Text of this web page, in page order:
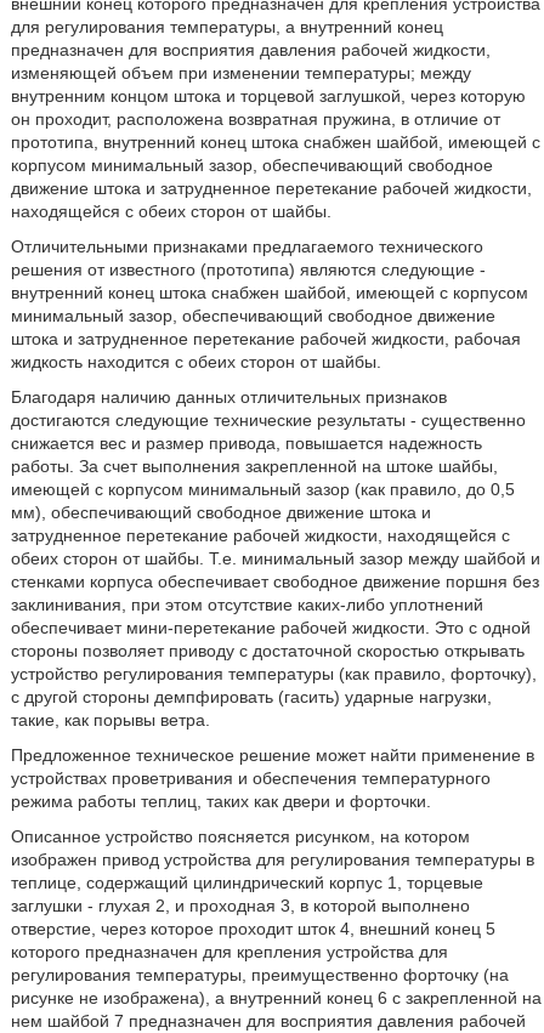
для регулирования температуры, а внутренний конец
предназначен для восприятия давления рабочей жидкости,
изменяющей объем при изменении температуры; между
внутренним концом штока и торцевой заглушкой, через которую
он проходит, расположена возвратная пружина, в отличие от
прототипа, внутренний конец штока снабжен шайбой, имеющей с
корпусом минимальный зазор, обеспечивающий свободное
движение штока и затрудненное перетекание рабочей жидкости,
находящейся с обеих сторон от шайбы.
Отличительными признаками предлагаемого технического
решения от известного (прототипа) являются следующие -
внутренний конец штока снабжен шайбой, имеющей с корпусом
минимальный зазор, обеспечивающий свободное движение
штока и затрудненное перетекание рабочей жидкости, рабочая
жидкость находится с обеих сторон от шайбы.
Благодаря наличию данных отличительных признаков
достигаются следующие технические результаты - существенно
снижается вес и размер привода, повышается надежность
работы. За счет выполнения закрепленной на штоке шайбы,
имеющей с корпусом минимальный зазор (как правило, до 0,5
мм), обеспечивающий свободное движение штока и
затрудненное перетекание рабочей жидкости, находящейся с
обеих сторон от шайбы. Т.е. минимальный зазор между шайбой и
стенками корпуса обеспечивает свободное движение поршня без
заклинивания, при этом отсутствие каких-либо уплотнений
обеспечивает мини-перетекание рабочей жидкости. Это с одной
стороны позволяет приводу с достаточной скоростью открывать
устройство регулирования температуры (как правило, форточку),
с другой стороны демпфировать (гасить) ударные нагрузки,
такие, как порывы ветра.
Предложенное техническое решение может найти применение в
устройствах проветривания и обеспечения температурного
режима работы теплиц, таких как двери и форточки.
Описанное устройство поясняется рисунком, на котором
изображен привод устройства для регулирования температуры в
теплице, содержащий цилиндрический корпус 1, торцевые
заглушки - глухая 2, и проходная 3, в которой выполнено
отверстие, через которое проходит шток 4, внешний конец 5
которого предназначен для крепления устройства для
регулирования температуры, преимущественно форточку (на
рисунке не изображена), а внутренний конец 6 с закрепленной на
нем шайбой 7 предназначен для восприятия давления рабочей